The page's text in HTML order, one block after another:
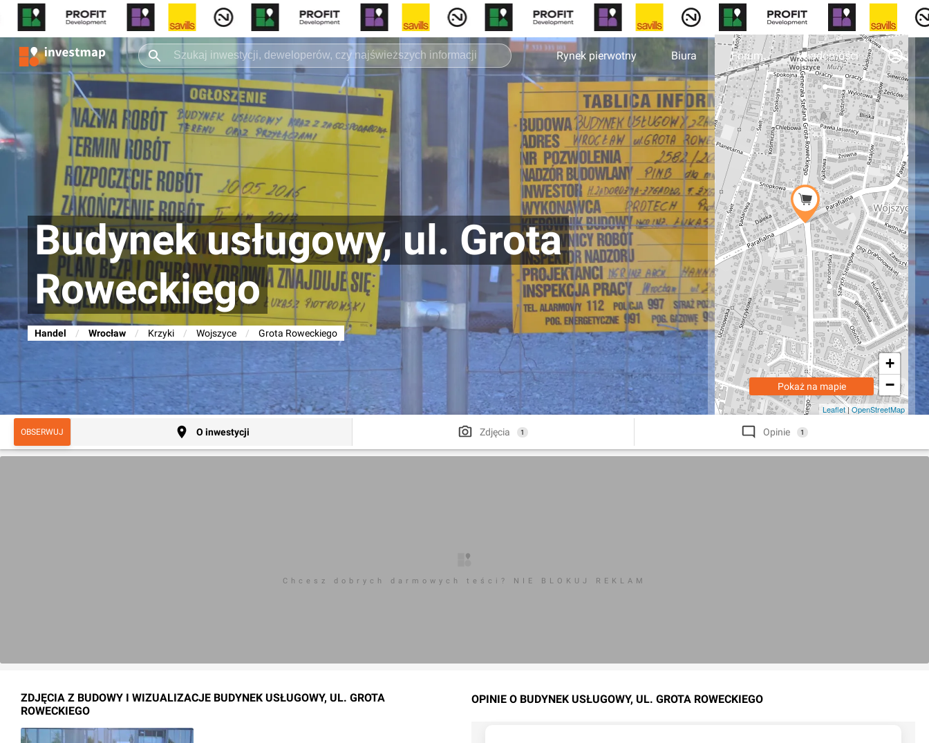
Rynek pierwotny Biura Forum Wiadomości
Budynek usługowy, ul. Grota
Roweckiego
Handel / Wrocław / Krzyki / Wojszyce / Grota Roweckiego
+
−
Leaflet |OpenStreetMap
Pokaż na mapie
OBSERWUJ O inwestycji Zdjęcia 1 Opinie 1
Chcesz dobrych darmowych teści? NIE BLOKUJ REKLAM
ZDJĘCIA Z BUDOWY I WIZUALIZACJE BUDYNEK USŁUGOWY, UL. GROTA
ROWECKIEGO
OPINIE O BUDYNEK USŁUGOWY, UL. GROTA ROWECKIEGO